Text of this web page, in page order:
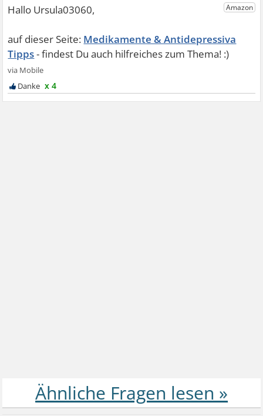
Medikamente & Antidepressiva
Tipps
x 4